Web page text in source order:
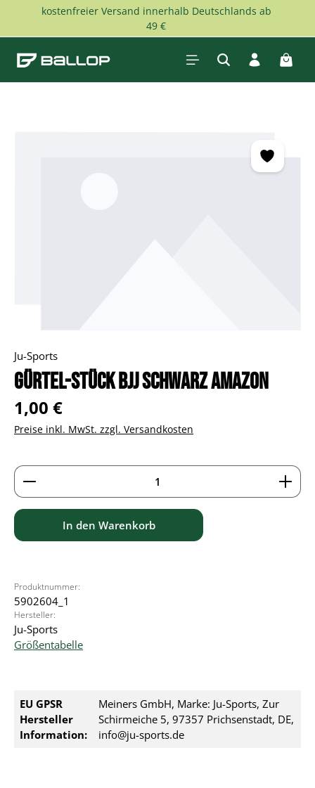
Zum Hauptinhalt springen
kostenfreier Versand innerhalb Deutschlands ab
49 €
Ju-Sports
Gürtel-Stück BJJ schwarz Amazon
Regulärer Preis:
1,00 €
Preise inkl. MwSt. zzgl. Versandkosten
Produkt Anzahl: Gib den gewünschten Wert ein
In den Warenkorb
Produktnummer:
5902604_1
Hersteller:
Ju-Sports
Größentabelle
EU GPSR
Hersteller
Information:
Meiners GmbH, Marke: Ju-Sports, Zur
Schirmeiche 5, 97357 Prichsenstadt, DE,
info@ju-sports.de